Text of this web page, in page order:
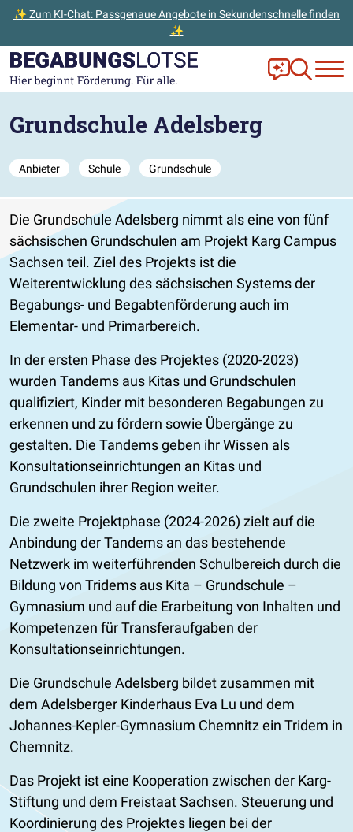
✨ Zum KI-Chat: Passgenaue Angebote in Sekundenschnelle finden
✨
Zum Hauptinhalt der Seite springen
Zur Startseite gehen Frag Ella!
Zur
Grundschule Adelsberg
Anbieter Schule Grundschule
Die Grundschule Adelsberg nimmt als eine von fünf
sächsischen Grundschulen am Projekt Karg Campus
Sachsen teil. Ziel des Projekts ist die
Weiterentwicklung des sächsischen Systems der
Begabungs- und Begabtenförderung auch im
Elementar- und Primarbereich.
In der ersten Phase des Projektes (2020-2023)
wurden Tandems aus Kitas und Grundschulen
qualifiziert, Kinder mit besonderen Begabungen zu
erkennen und zu fördern sowie Übergänge zu
gestalten. Die Tandems geben ihr Wissen als
Konsultationseinrichtungen an Kitas und
Grundschulen ihrer Region weiter.
Die zweite Projektphase (2024-2026) zielt auf die
Anbindung der Tandems an das bestehende
Netzwerk im weiterführenden Schulbereich durch die
Bildung von Tridems aus Kita – Grundschule –
Gymnasium und auf die Erarbeitung von Inhalten und
Kompetenzen für Transferaufgaben der
Konsultationseinrichtungen.
Die Grundschule Adelsberg bildet zusammen mit
dem Adelsberger Kinderhaus Eva Lu und dem
Johannes-Kepler-Gymnasium Chemnitz ein Tridem in
Chemnitz.
Das Projekt ist eine Kooperation zwischen der Karg-
Stiftung und dem Freistaat Sachsen. Steuerung und
Koordinierung des Projektes liegen bei der